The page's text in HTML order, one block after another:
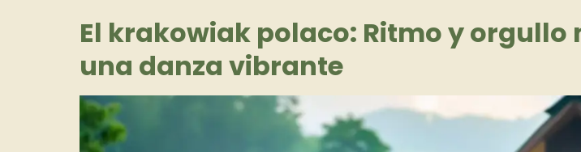
El krakowiak polaco: Ritmo y orgullo
una danza vibrante